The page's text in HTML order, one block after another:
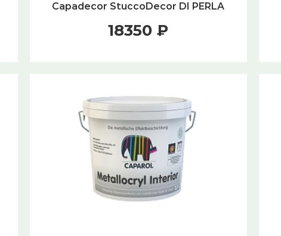
Capadecor StuccoDecor DI PERLA
18350 ₽